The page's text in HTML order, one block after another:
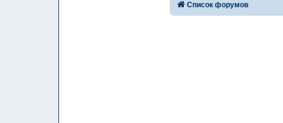
Список форумов